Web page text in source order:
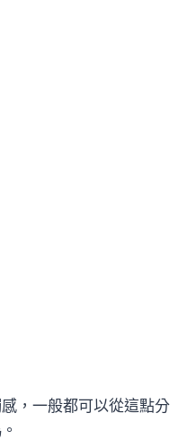
，一般都可以從這點分